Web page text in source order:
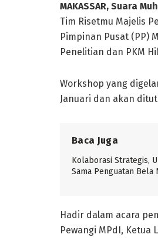
MAKASSAR, Suara
Tim Risetmu Majelis
Pimpinan Pusat (PP)
Penelitian dan PKM
Workshop yang
Januari dan akan
Baca Juga
Kolaborasi Strategis,
Sama Penguatan Bela
Hadir dalam acara
Pewangi MPdI,